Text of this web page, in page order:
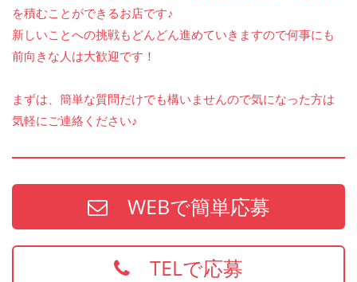
を積むことができるお店です♪
新しいことへの挑戦もどんどん進めていきますので何事にも
前向きな人は大歓迎です！
まずは、簡単な質問だけでも構いませんので気になった方は
気軽にご連絡ください♪
WEBで簡単応募
TELで応募